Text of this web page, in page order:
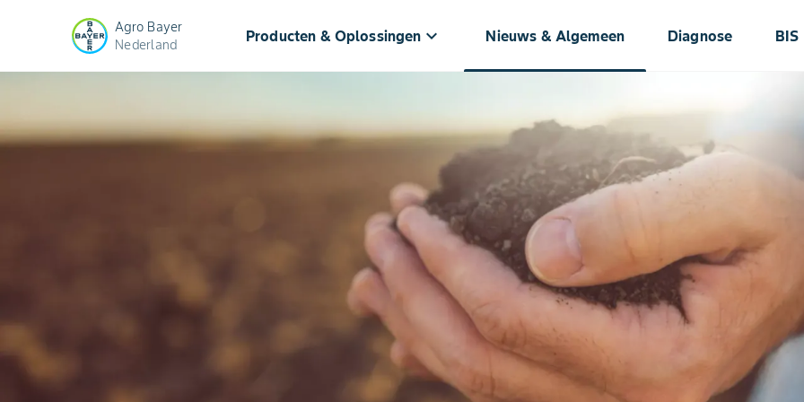
Agro Bayer
Nederland
Producten & Oplossingen keyboard_arrow_down Nieuws & Algemeen Diagnose BIS